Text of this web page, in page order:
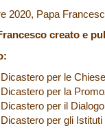
2020, Papa
creato e
per le
per la
per il
per gli